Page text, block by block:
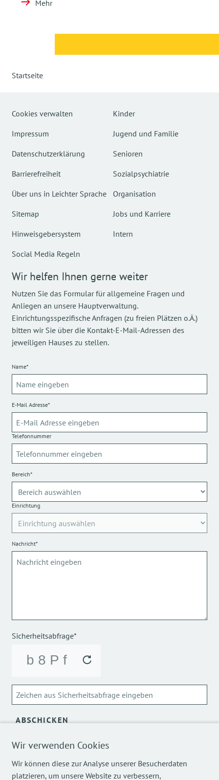
Wir verwenden Cookies
Wir können diese zur Analyse unserer Besucherdaten
platzieren, um unsere Website zu verbessern,
Mehr
Startseite
Cookies verwalten
Impressum
Datenschutzerklärung
Barrierefreiheit
Über uns in Leichter Sprache
Sitemap
Hinweisgebersystem
Social Media Regeln
Kinder
Jugend und Familie
Senioren
Sozialpsychiatrie
Organisation
Jobs und Karriere
Intern
Wir helfen Ihnen gerne weiter
Nutzen Sie das Formular für allgemeine Fragen und
Anliegen an unsere Hauptverwaltung.
Einrichtungsspezifische Anfragen (zu freien Plätzen o.Ä.)
bitten wir Sie über die Kontakt-E-Mail-Adressen des
jeweiligen Hauses zu stellen.
Name*
E-Mail Adresse*
Telefonnummer
Bereich*
Einrichtung
Nachricht*
Sicherheitsabfrage*
ABSCHICKEN
Über die Verarbeitung meiner personenbezogenen Daten